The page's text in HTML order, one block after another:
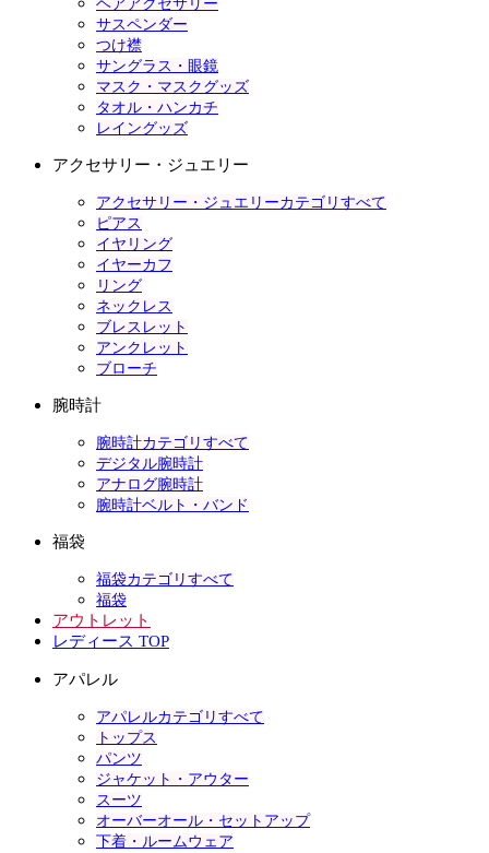
ヘアアクセサリー
サスペンダー
つけ襟
サングラス・眼鏡
マスク・マスクグッズ
タオル・ハンカチ
レイングッズ
アクセサリー・ジュエリー
アクセサリー・ジュエリーカテゴリすべて
ピアス
イヤリング
イヤーカフ
リング
ネックレス
ブレスレット
アンクレット
ブローチ
腕時計
腕時計カテゴリすべて
デジタル腕時計
アナログ腕時計
腕時計ベルト・バンド
福袋
福袋カテゴリすべて
福袋
アウトレット
レディース TOP
アパレル
アパレルカテゴリすべて
トップス
パンツ
ジャケット・アウター
スーツ
オーバーオール・セットアップ
下着・ルームウェア